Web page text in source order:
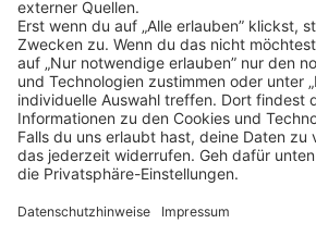
Klickehier, um alle offenen Jobs zu
Impressum Datenschutz
FAQ
Veranstaltungen
Sitemap